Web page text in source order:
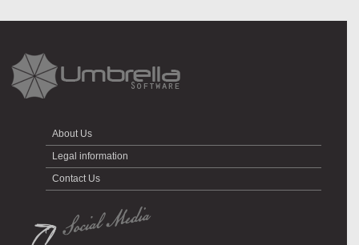
About Us
Legal information
Contact Us